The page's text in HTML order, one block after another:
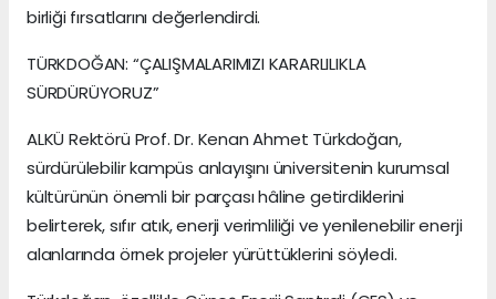
birliği fırsatlarını değerlendirdi.
TÜRKDOĞAN: “ÇALIŞMALARIMIZI KARARLILIKLA
SÜRDÜRÜYORUZ”
ALKÜ Rektörü Prof. Dr. Kenan Ahmet Türkdoğan,
sürdürülebilir kampüs anlayışını üniversitenin kurumsal
kültürünün önemli bir parçası hâline getirdiklerini
belirterek, sıfır atık, enerji verimliliği ve yenilenebilir enerji
alanlarında örnek projeler yürüttüklerini söyledi.